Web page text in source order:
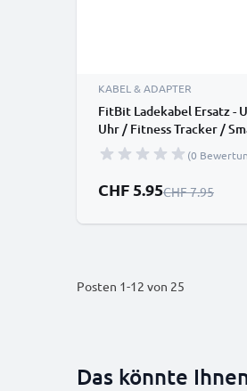
KABEL & ADAPTER
FitBit Ladekabel Ersatz -
Uhr / Fitness Tracker /
Datenkabel
(0
Sonderpreis
CHF 5.95Regulärer Preis
CHF 7.95
Posten 1-12 von 25
Das könnte